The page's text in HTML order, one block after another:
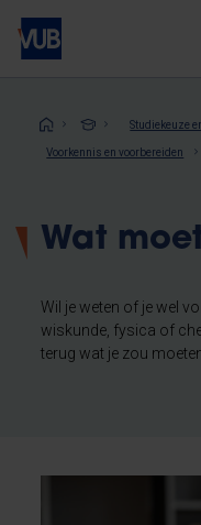
Overslaan
naar
inhoud
Studiekeuze
Voorkennis en voorbereiden
Wat
Wil je weten of je wel
wiskunde, fysica of
terug wat je zou